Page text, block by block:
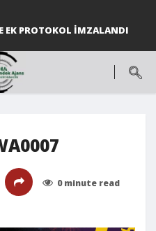
EK PROTOKOL İMZALANDI
0 minute read